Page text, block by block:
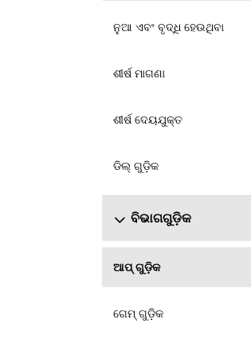
ନୁଆ ଏବଂ ବୃଦ୍ଧି ହେଉଥିବା
ଶୀର୍ଷ ମାଗଣା
ଶୀର୍ଷ ଦେୟଯୁକ୍ତ
ଡିଲ୍ ଗୁଡ଼ିକ
ବିଭାଗଗୁଡ଼ିକ
ଆପ୍ ଗୁଡ଼ିକ
ଗେମ୍ ଗୁଡ଼ିକ